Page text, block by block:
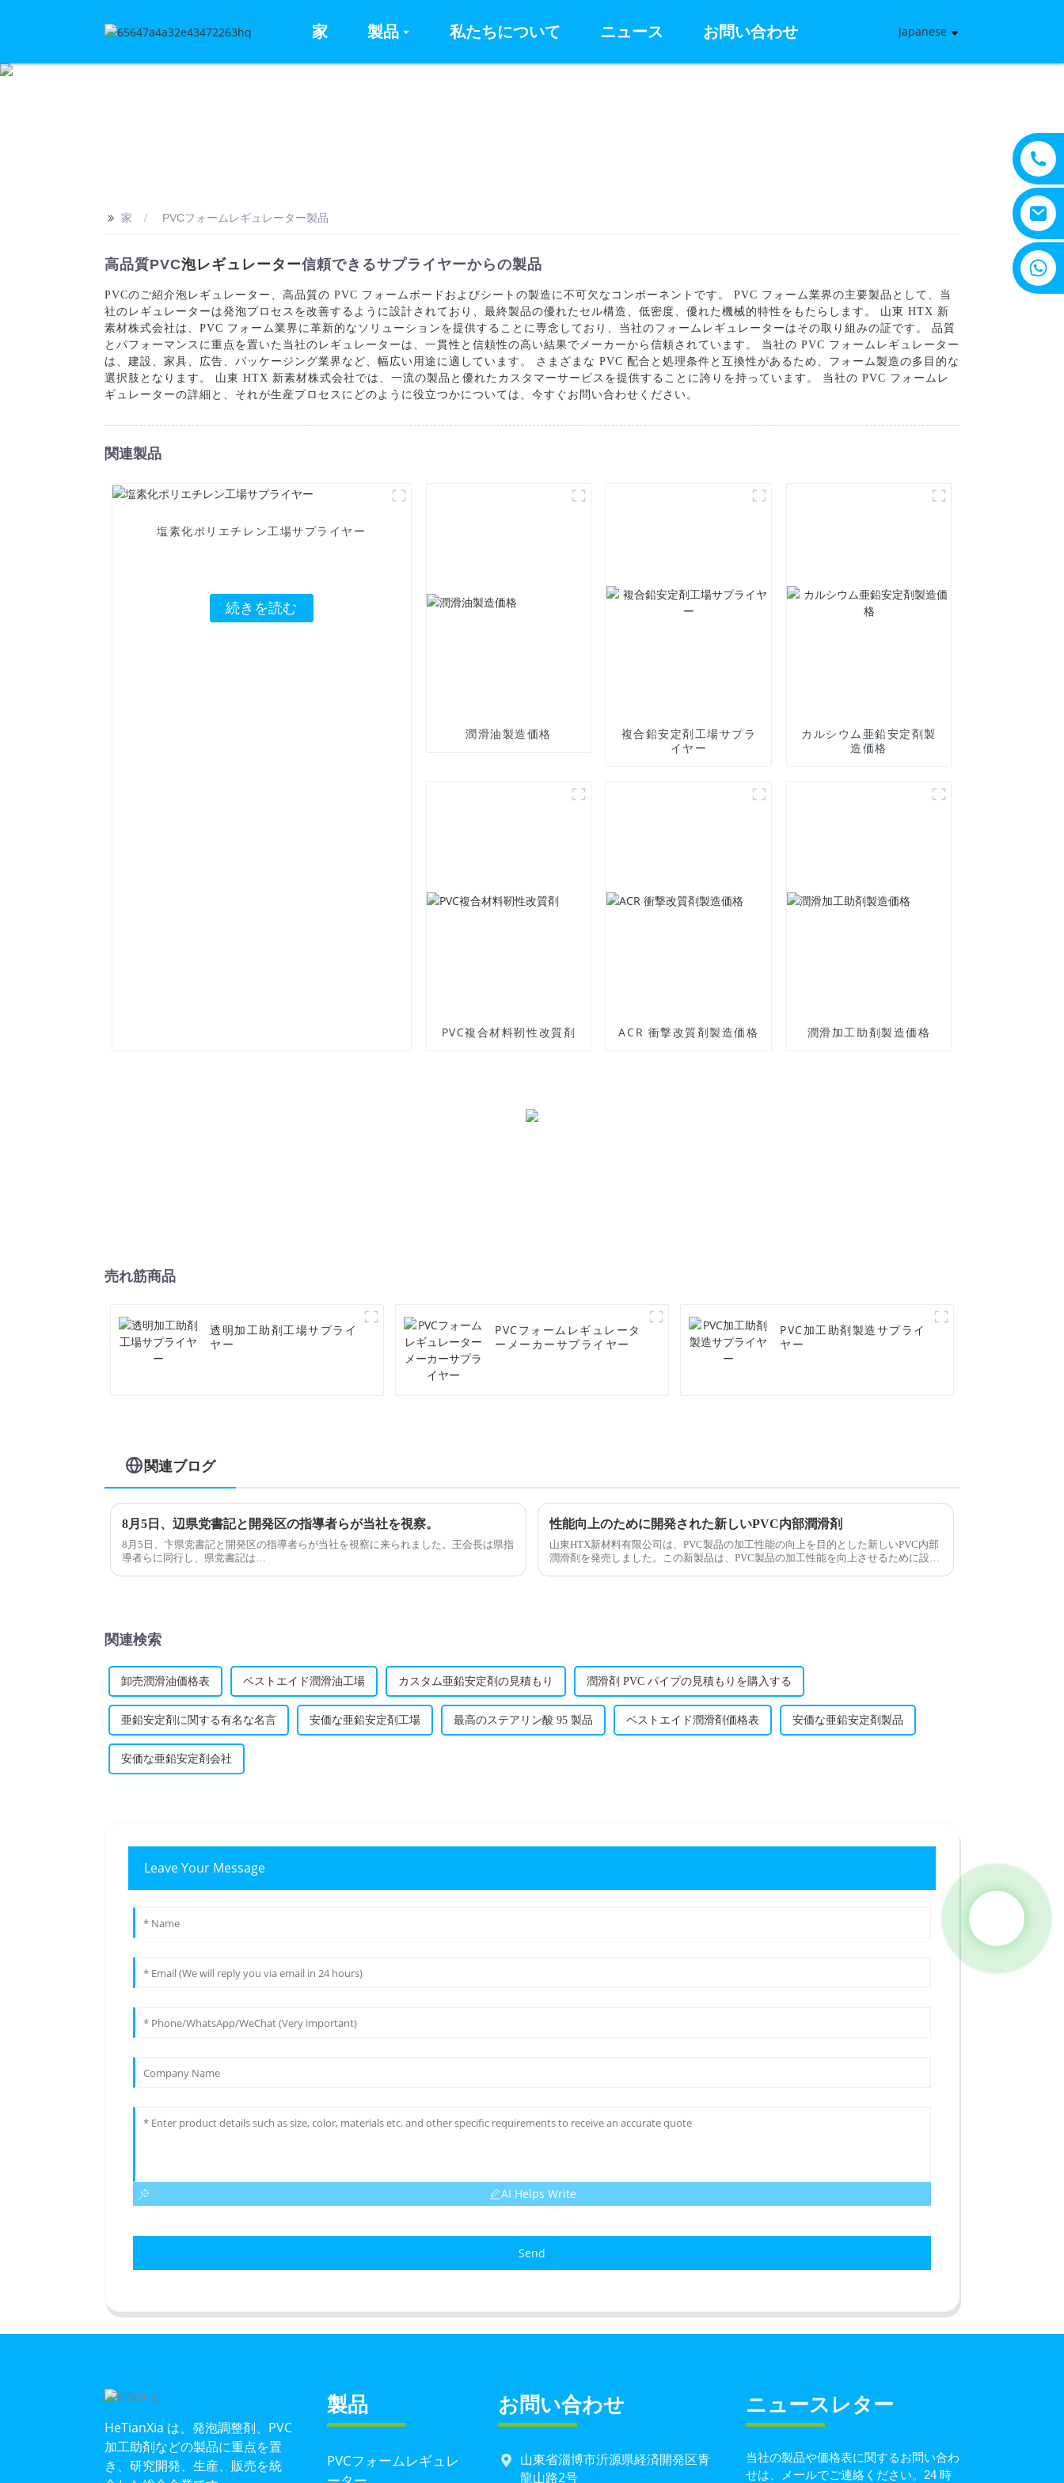
家 製品 私たちについて ニュース お問い合わせ Japanese
>> 家 PVCフォームレギュレーター製品
高品質PVC泡レギュレーター信頼できるサプライヤーからの製品
PVCのご紹介泡レギュレーター
、高品質の PVC フォームボードおよびシートの製造に不可欠なコンポーネントです。 PVC フォーム業界の主要製品として、当
社のレギュレーターは発泡プロセスを改善するように設計されており、最終製品の優れたセル構造、低密度、優れた機械的特性をもたらします。 山東 HTX 新
素材株式会社は、PVC フォーム業界に革新的なソリューションを提供することに専念しており、当社のフォームレギュレーターはその取り組みの証です。 品質
とパフォーマンスに重点を置いた当社のレギュレーターは、一貫性と信頼性の高い結果でメーカーから信頼されています。 当社の PVC フォームレギュレーター
は、建設、家具、広告、パッケージング業界など、幅広い用途に適しています。 さまざまな PVC 配合と処理条件と互換性があるため、フォーム製造の多目的な
選択肢となります。 山東 HTX 新素材株式会社では、一流の製品と優れたカスタマーサービスを提供することに誇りを持っています。 当社の PVC フォームレ
ギュレーターの詳細と、それが生産プロセスにどのように役立つかについては、今すぐお問い合わせください。
関連製品
塩素化ポリエチレン工場サプライヤー
続きを読む
潤滑油製造価格
複合鉛安定剤工場サプラ
イヤー
カルシウム亜鉛安定剤製
造価格
PVC複合材料靭性改質剤 ACR 衝撃改質剤製造価格 潤滑加工助剤製造価格
売れ筋商品
透明加工助剤工場サプライ
ヤー
PVCフォームレギュレータ
ーメーカーサプライヤー
PVC加工助剤製造サプライ
ヤー
関連ブログ
8月5日、辺県党書記と開発区の指導者らが当社を視察。
8月5日、卞県党書記と開発区の指導者らが当社を視察に来られました。王会長は県指
導者らに同行し、県党書記は…
性能向上のために開発された新しいPVC内部潤滑剤
山東HTX新材料有限公司は、PVC製品の加工性能の向上を目的とした新しいPVC内部
潤滑剤を発売しました。この新製品は、PVC製品の加工性能を向上させるために設計
関連検索
卸売潤滑油価格表 ベストエイド潤滑油工場 カスタム亜鉛安定剤の見積もり 潤滑剤 PVC パイプの見積もりを購入する
亜鉛安定剤に関する有名な名言 安価な亜鉛安定剤工場 最高のステアリン酸 95 製品 ベストエイド潤滑剤価格表 安価な亜鉛安定剤製品
安価な亜鉛安定剤会社
Leave Your Message
AI Helps Write
Send
HeTianXia は、発泡調整剤、PVC
加工助剤などの製品に重点を置
き、研究開発、生産、販売を統
製品
PVCフォームレギュレ
お問い合わせ
山東省淄博市沂源県経済開発区青
龍山路2号
ニュースレター
当社の製品や価格表に関するお問い合わ
せは、メールでご連絡ください。24 時